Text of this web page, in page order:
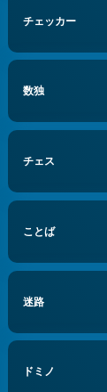
チェッカー
数独
チェス
ことば
迷路
ドミノ